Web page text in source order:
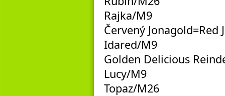
Rajka/M9
Červený Jonagold=Red
Idared/M9
Golden Delicious
Lucy/M9
Topaz/M26